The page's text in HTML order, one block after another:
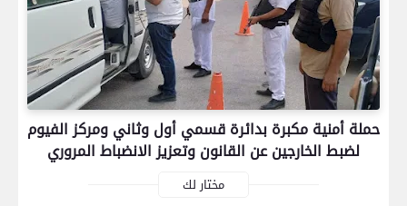
حملة أمنية مكبرة بدائرة قسمي أول وثاني ومركز الفيوم
لضبط الخارجين عن القانون وتعزيز الانضباط المروري
مختار لك
رياضة
بعدسة الخبر المصري| شاهد أبرز لقطات الشوط
الأول لمباراة الزمالك واتحاد العاصمة الجزائري فى
نهائي كأس الكونفدرالية الإفريقية